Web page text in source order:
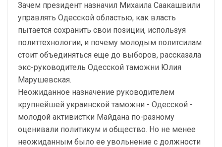
Зачем президент назначил Михаила Саакашвили
управлять Одесской областью, как власть
пытается сохранить свои позиции, используя
политтехнологии, и почему молодым политсилам
стоит объединяться еще до выборов, рассказала
экс-руководитель Одесской таможни Юлия
Марушевская.
Неожиданное назначение руководителем
крупнейшей украинской таможни - Одесской -
молодой активистки Майдана по-разному
оценивали политикум и общество. Но не менее
неожиданным было ее увольнение с должности